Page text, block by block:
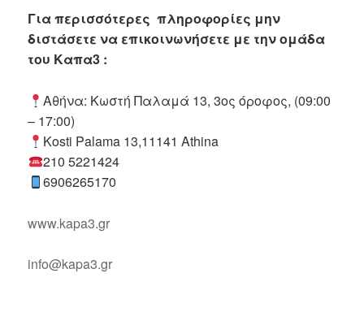
Για περισσότερες πληροφορίες μην
διστάσετε να επικοινωνήσετε με την ομάδα
του Καπα3 :
Αθήνα: Κωστή Παλαμά 13, 3ος όροφος, (09:00
– 17:00)
Kosti Palama 13,11141 Athina
210 5221424
6906265170
www.kapa3.gr
info@kapa3.gr